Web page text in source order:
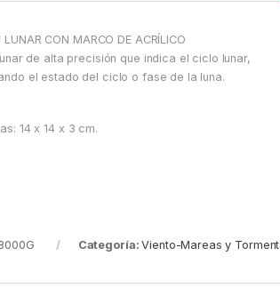
LUNAR CON MARCO DE ACRÍLICO
de alta precisión que indica el ciclo lunar,
el estado del ciclo o fase de la luna.
14 x 14 x 3 cm.
Categoría:Viento-Mareas y